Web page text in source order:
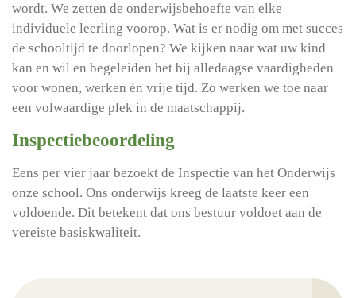
wordt. We zetten de onderwijsbehoefte van elke
individuele leerling voorop. Wat is er nodig om met succes
de schooltijd te doorlopen? We kijken naar wat uw kind
kan en wil en begeleiden het bij alledaagse vaardigheden
voor wonen, werken én vrije tijd. Zo werken we toe naar
een volwaardige plek in de maatschappij.
Inspectiebeoordeling
Eens per vier jaar bezoekt de Inspectie van het Onderwijs
onze school. Ons onderwijs kreeg de laatste keer een
voldoende. Dit betekent dat ons bestuur voldoet aan de
vereiste basiskwaliteit.